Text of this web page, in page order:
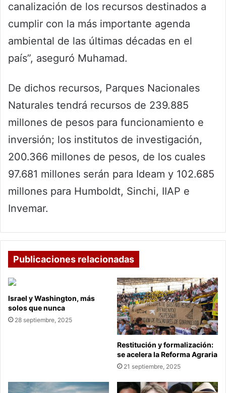
canalización de los recursos destinados a
cumplir con la más importante agenda
ambiental de las últimas décadas en el
país”, aseguró Muhamad.
De dichos recursos, Parques Nacionales
Naturales tendrá recursos de 239.885
millones de pesos para funcionamiento e
inversión; los institutos de investigación,
200.366 millones de pesos, de los cuales
97.681 millones serán para Ideam y 102.685
millones para Humboldt, Sinchi, IIAP e
Invemar.
Publicaciones relacionadas
Israel y Washington, más
solos que nunca
28 septiembre, 2025
Restitución y formalización:
se acelera la Reforma Agraria
21 septiembre, 2025